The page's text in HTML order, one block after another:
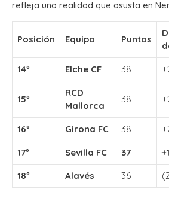
refleja una realidad que asusta en
Posición Equipo Puntos
14º Elche CF 38
15º
RCD
Mallorca
38
16º Girona FC 38
17º Sevilla FC 37 +1
18º Alavés 36